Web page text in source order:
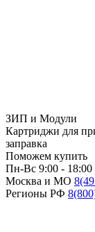
ЗИП и Модули
Картриджи для
заправка
Поможем купить
Пн-Вс 9:00 - 18:00
Москва и МО
Регионы РФ